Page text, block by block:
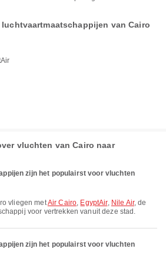
van Cairo
vluchten van Cairo naar
zijn het populairst voor vluchten
vliegen metAir Cairo, EgyptAir, Nile Air, de
voor vertrekken vanuit deze stad.
zijn het populairst voor vluchten